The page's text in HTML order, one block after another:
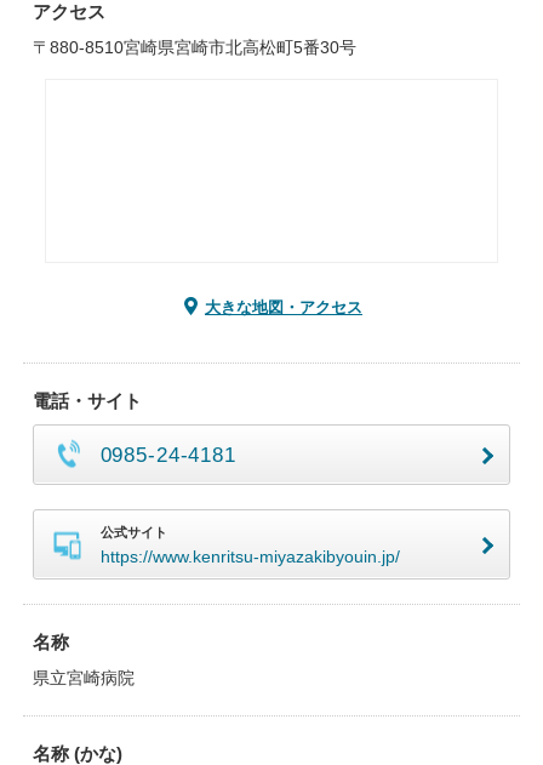
アクセス
〒880-8510宮崎県宮崎市北高松町5番30号
大きな地図・アクセス
電話・サイト
0985-24-4181
公式サイト
https://www.kenritsu-miyazakibyouin.jp/
名称
県立宮崎病院
名称 (かな)